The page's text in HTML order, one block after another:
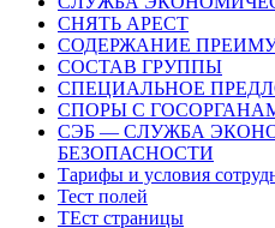
СНЯТЬ АРЕСТ
СОДЕРЖАНИЕ
СОСТАВ ГРУППЫ
СПЕЦИАЛЬНОЕ
СПОРЫ С
СЭБ — СЛУЖБА
БЕЗОПАСНОСТИ
Тарифы и условия
Тест полей
ТЕст страницы